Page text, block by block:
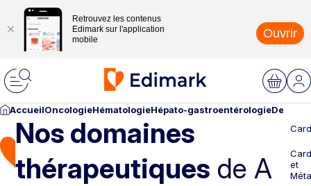
Retrouvez les contenus
Edimark sur l'application
mobile
Ouvrir
AccueilOncologieHématologieHépato-gastroentérologie
Nos domaines
thérapeutiques de A
et